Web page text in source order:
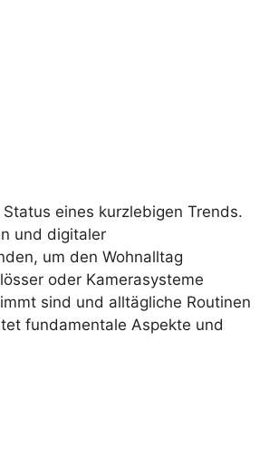
eines kurzlebigen Trends.
und digitaler
um den Wohnalltag
oder Kamerasysteme
sind und alltägliche Routinen
fundamentale Aspekte und